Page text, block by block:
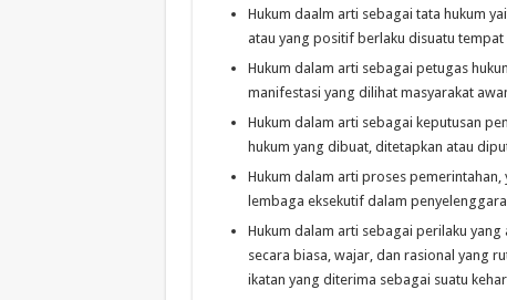
Hukum daalm arti sebagai tata hukum
atau yang positif berlaku disuatu tempat
Hukum dalam arti sebagai petugas
manifestasi yang dilihat masyarakat
Hukum dalam arti sebagai keputusan
hukum yang dibuat, ditetapkan atau
Hukum dalam arti proses
lembaga eksekutif dalam
Hukum dalam arti sebagai perilaku
secara biasa, wajar, dan rasional yang
ikatan yang diterima sebagai suatu